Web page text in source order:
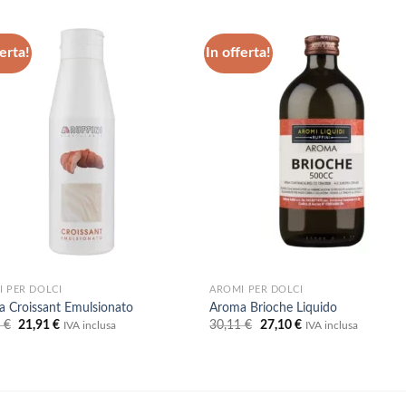
PER DOLCI
Croissant Emulsionato
€ Il
21,91€IlIVA inclusa
In offerta!
AROMI PER DOLCI
Aroma Brioche Liquido
30,11€ Il
27,10 €IlIVA inclusa